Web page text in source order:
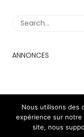
ANNONCES
2018 -
Nous utilisons des
expérience sur
site, nous